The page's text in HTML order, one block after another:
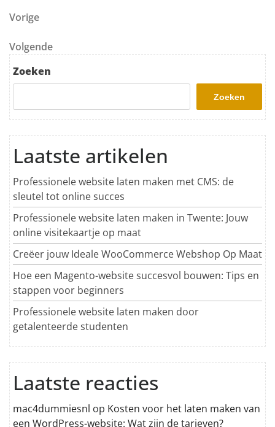
Berichtnavigatie
Vorig bericht
Vorige
Volgend bericht
Volgende
Zoeken
Zoeken
Laatste artikelen
Professionele website laten maken met CMS: de
sleutel tot online succes
Professionele website laten maken in Twente: Jouw
online visitekaartje op maat
Creëer jouw Ideale WooCommerce Webshop Op Maat
Hoe een Magento-website succesvol bouwen: Tips en
stappen voor beginners
Professionele website laten maken door
getalenteerde studenten
Laatste reacties
mac4dummiesnl op Kosten voor het laten maken van
een WordPress-website: Wat zijn de tarieven?